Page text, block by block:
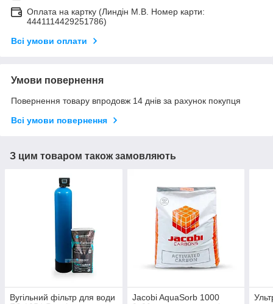
Оплата на картку (Линдін М.В. Номер карти:
4441114429251786)
Всі умови оплати
Умови повернення
Повернення товару впродовж 14 днів за рахунок покупця
Всі умови повернення
З цим товаром також замовляють
Вугільний фільтр для води
Jacobi AquaSorb 1000